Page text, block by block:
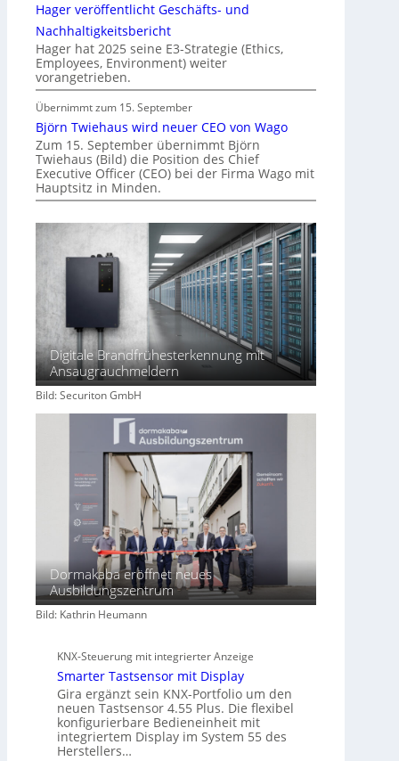
n
d
e
r
m
m
o
b
i
l
w
s
c
h
t
Hager veröffentlicht Geschäfts- und
Nachhaltigkeitsbericht
Hager hat 2025 seine E3-Strategie (Ethics,
Employees, Environment) weiter
vorangetrieben.
Übernimmt zum 15. September
Björn Twiehaus wird neuer CEO von Wago
Zum 15. September übernimmt Björn
Twiehaus (Bild) die Position des Chief
Executive Officer (CEO) bei der Firma Wago mit
Hauptsitz in Minden.
Digitale Brandfrühesterkennung mit
Ansaugrauchmeldern
Bild: Securiton GmbH
Dormakaba eröffnet neues
Ausbildungszentrum
Bild: Kathrin Heumann
KNX-Steuerung mit integrierter Anzeige
Smarter Tastsensor mit Display
Gira ergänzt sein KNX-Portfolio um den
neuen Tastsensor 4.55 Plus. Die flexibel
konfigurierbare Bedieneinheit mit
integriertem Display im System 55 des
Herstellers…